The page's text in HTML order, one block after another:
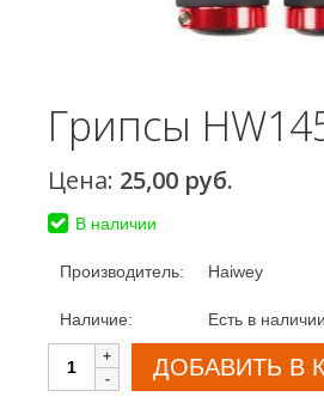
Грипсы
Цена: 25,00 руб.
В наличии
Производитель: Haiwey
Наличие: Есть в наличии
ДОБАВИТЬ В